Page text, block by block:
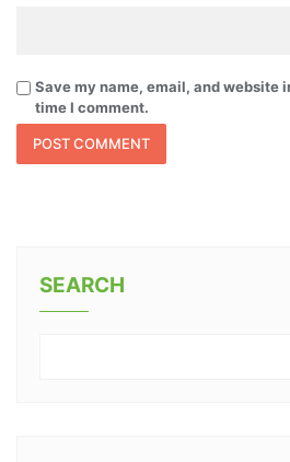
Save my name, email, and website
time I comment.
SEARCH